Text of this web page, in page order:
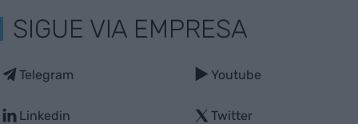
SIGUE VIA EMPRESA
Telegram
Linkedin
Youtube
Twitter